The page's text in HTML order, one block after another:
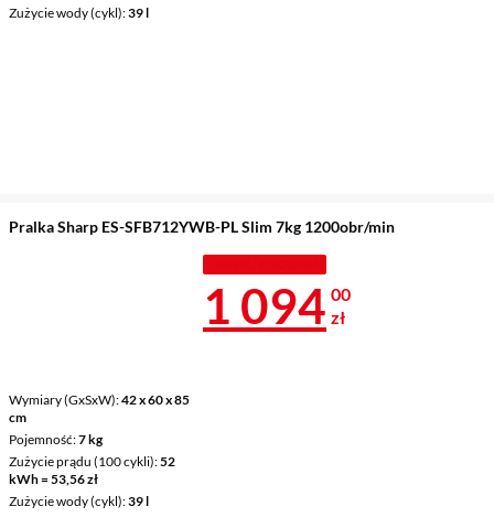
Zużycie wody (cykl) 39 l
Pralka Sharp ES-SFB712YWB-PL Slim 7kg 1200obr/min
Wymiary (GxSxW) 42 x 60 x 85
cm
Pojemność 7 kg
Zużycie prądu (100 cykli) 52
kWh = 53,56 zł
Zużycie wody (cykl) 39 l
Cena 1 094 zł
1 094 00
zł